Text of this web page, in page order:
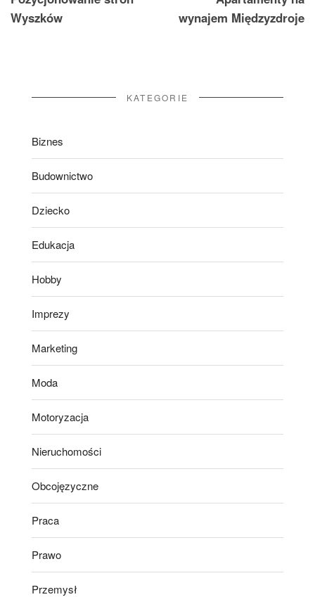
Wyszków
wynajem Międzyzdroje
KATEGORIE
Biznes
Budownictwo
Dziecko
Edukacja
Hobby
Imprezy
Marketing
Moda
Motoryzacja
Nieruchomości
Obcojęzyczne
Praca
Prawo
Przemysł